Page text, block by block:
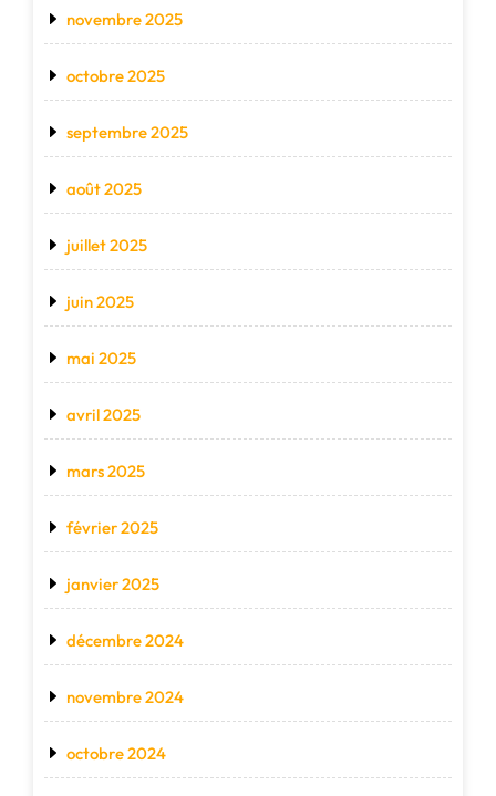
novembre 2025
octobre 2025
septembre 2025
août 2025
juillet 2025
juin 2025
mai 2025
avril 2025
mars 2025
février 2025
janvier 2025
décembre 2024
novembre 2024
octobre 2024